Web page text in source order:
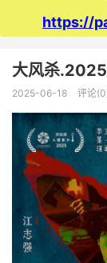
https://
大风杀
2025-06-18 评论